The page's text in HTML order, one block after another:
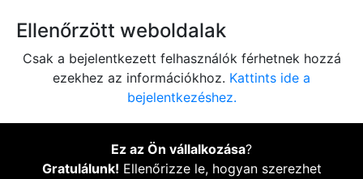
Ellenőrzött weboldalak
Csak a bejelentkezett felhasználók férhetnek hozzá
ezekhez az információkhoz. Kattints ide a
bejelentkezéshez.
Ez az Ön vállalkozása?
Gratulálunk! Ellenőrizze le, hogyan szerezhet